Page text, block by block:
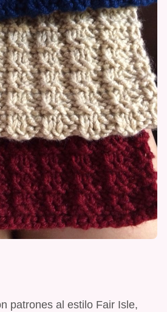
patrones al estilo Fair Isle,